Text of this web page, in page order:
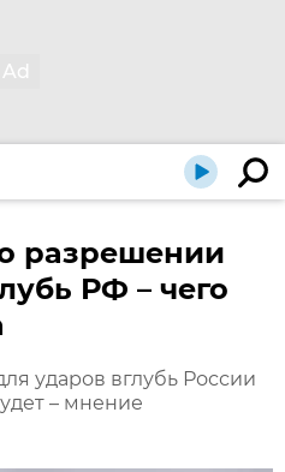
разрешении
РФ – чего
ударов вглубь России
– мнение